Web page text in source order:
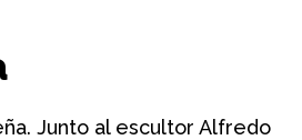
Junto al escultor Alfredo